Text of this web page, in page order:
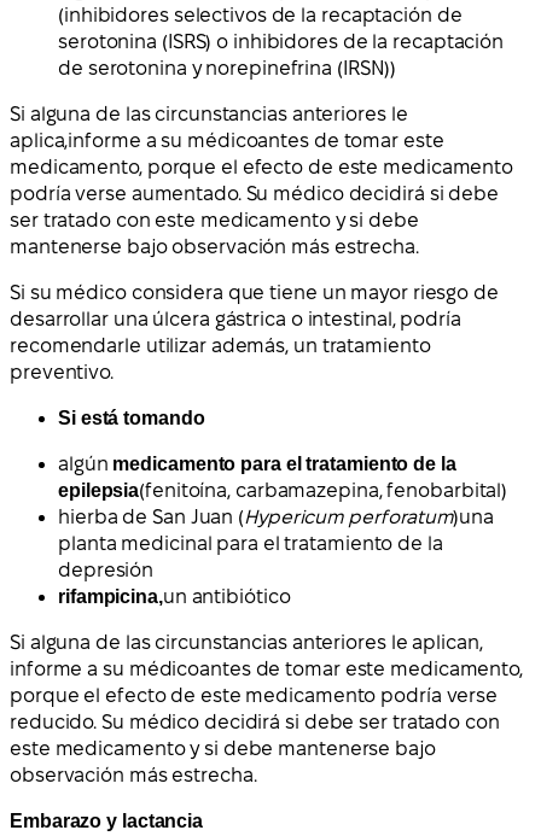
(inhibidores selectivos de la recaptación de
serotonina (ISRS) o inhibidores de la recaptación
de serotonina y norepinefrina (IRSN))
Si alguna de las circunstancias anteriores le
aplica,informe a su médicoantes de tomar este
medicamento, porque el efecto de este medicamento
podría verse aumentado. Su médico decidirá si debe
ser tratado con este medicamento y si debe
mantenerse bajo observación más estrecha.
Si su médico considera que tiene un mayor riesgo de
desarrollar una úlcera gástrica o intestinal, podría
recomendarle utilizar además, un tratamiento
preventivo.
Si está tomando
algún medicamento para el tratamiento de la
epilepsia(fenitoína, carbamazepina, fenobarbital)
hierba de San Juan (Hypericum perforatum)una
planta medicinal para el tratamiento de la
depresión
rifampicina,un antibiótico
Si alguna de las circunstancias anteriores le aplican,
informe a su médicoantes de tomar este medicamento,
porque el efecto de este medicamento podría verse
reducido. Su médico decidirá si debe ser tratado con
este medicamento y si debe mantenerse bajo
observación más estrecha.
Embarazo y lactancia